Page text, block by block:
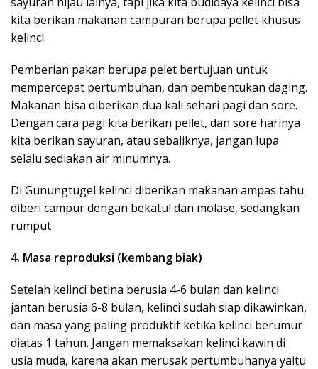
kita berikan makanan campuran berupa pellet khusus
kelinci.
Pemberian pakan berupa pelet bertujuan untuk
mempercepat pertumbuhan, dan pembentukan daging.
Makanan bisa diberikan dua kali sehari pagi dan sore.
Dengan cara pagi kita berikan pellet, dan sore harinya
kita berikan sayuran, atau sebaliknya, jangan lupa
selalu sediakan air minumnya.
Di Gunungtugel kelinci diberikan makanan ampas tahu
diberi campur dengan bekatul dan molase, sedangkan
rumput
4. Masa reproduksi (kembang biak)
Setelah kelinci betina berusia 4-6 bulan dan kelinci
jantan berusia 6-8 bulan, kelinci sudah siap dikawinkan,
dan masa yang paling produktif ketika kelinci berumur
diatas 1 tahun. Jangan memaksakan kelinci kawin di
usia muda, karena akan merusak pertumbuhanya yaitu